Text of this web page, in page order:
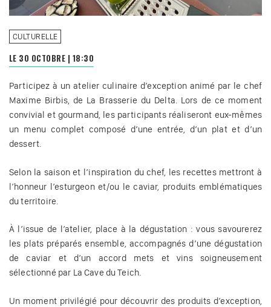
CULTURELLE
LE 30 OCTOBRE | 18:30
Participez à un atelier culinaire d’exception animé par le chef
Maxime Birbis, de La Brasserie du Delta. Lors de ce moment
convivial et gourmand, les participants réaliseront eux-mêmes
un menu complet composé d’une entrée, d’un plat et d’un
dessert.
Selon la saison et l’inspiration du chef, les recettes mettront à
l’honneur l’esturgeon et/ou le caviar, produits emblématiques
du territoire.
À l’issue de l’atelier, place à la dégustation : vous savourerez
les plats préparés ensemble, accompagnés d’une dégustation
de caviar et d’un accord mets et vins soigneusement
sélectionné par La Cave du Teich.
Un moment privilégié pour découvrir des produits d’exception,